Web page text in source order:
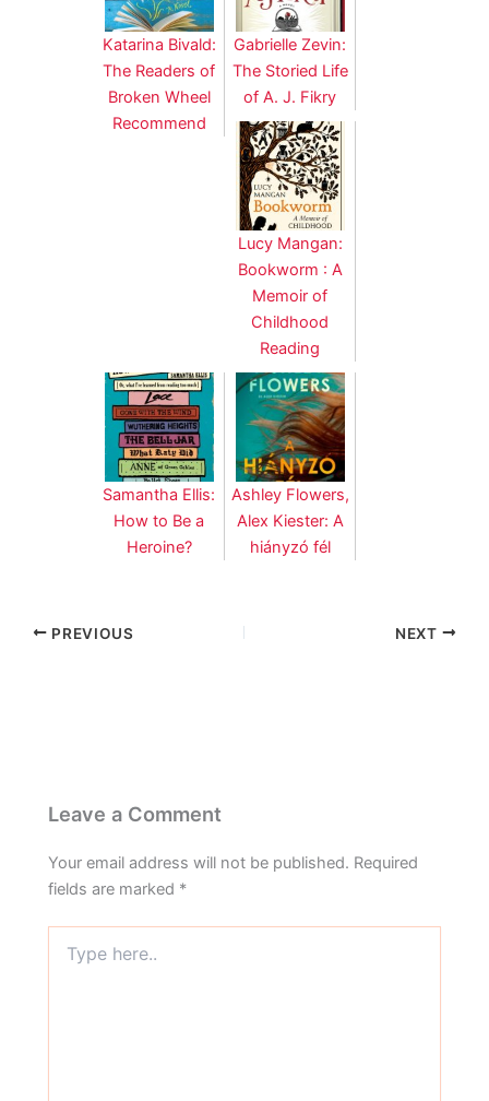
Katarina Bivald:
The Readers of
Broken Wheel
Recommend
Gabrielle Zevin:
The Storied Life
of A. J. Fikry
Lucy Mangan:
Bookworm : A
Memoir of
Childhood
Reading
Samantha Ellis:
How to Be a
Heroine?
Ashley Flowers,
Alex Kiester: A
hiányzó fél
PREVIOUS NEXT
Leave a Comment
Your email address will not be published. Required
fields are marked *
here..